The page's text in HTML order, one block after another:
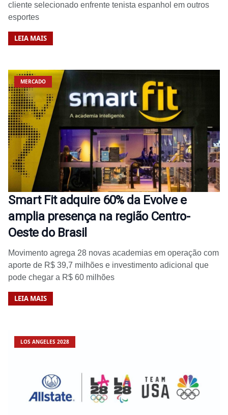
cliente selecionado enfrente tenista espanhol em outros
esportes
LEIA MAIS
MERCADO
Smart Fit adquire 60% da Evolve e
amplia presença na região Centro-
Oeste do Brasil
Movimento agrega 28 novas academias em operação com
aporte de R$ 39,7 milhões e investimento adicional que
pode chegar a R$ 60 milhões
LEIA MAIS
LOS ANGELES 2028